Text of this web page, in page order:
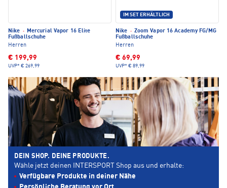
Nike ·
Mercurial Vapor 16 Elite
Fußballschuhe
Herren
€ 199,99
UVP* € 269,99
IM SET ERHÄLTLICH
Nike · Zoom Vapor 16 Academy FG/MG
Fußballschuhe
Herren
€ 69,99
UVP* € 89,99
DEIN SHOP. DEINE PRODUKTE.
Wähle jetzt deinen INTERSPORT Shop aus und erhalte:
Verfügbare Produkte in deiner Nähe